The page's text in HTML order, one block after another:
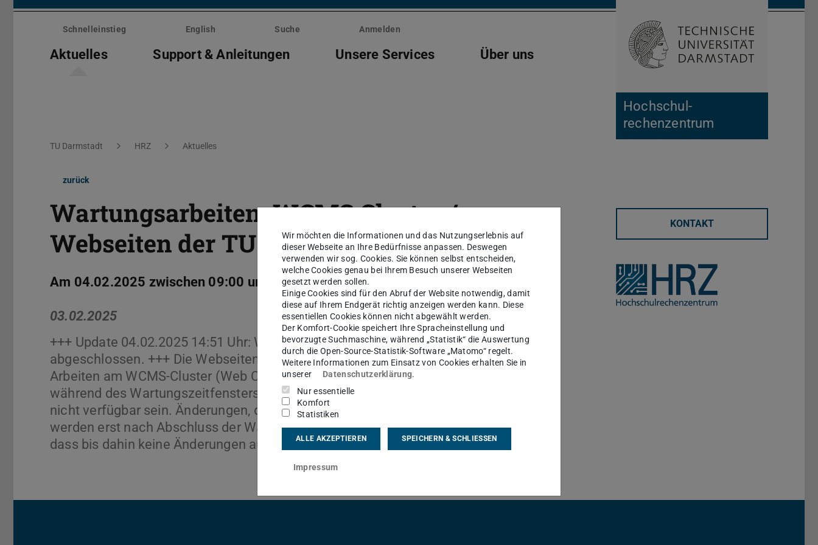
Menü
überspringen
Hochschul­
rechenzentrum
Schnelleinstieg English Suche Anmelden
Aktuelles Support & Anleitungen Unsere Services Über uns Suche öffnen
Sie befinden sich hier:
TU Darmstadt HRZ Aktuelles
zurück
Wartungsarbeiten: WCMS Cluster /
Webseiten der TU Darmstadt
Am 04.02.2025 zwischen 09:00 und 12:00 Uhr
03.02.2025
+++ Update 04.02.2025 14:51 Uhr: Wartungsarbeiten erfolgreich
abgeschlossen. +++ Die Webseiten der TU Darmstadt werden aufgrund von
Arbeiten am WCMS-Cluster (Web Content Management System Cluster)
während des Wartungszeitfensters voraussichtlich für etwa 5 bis 10 Minuten
nicht verfügbar sein. Änderungen, die im Redaktionssystem gemacht werden,
werden erst nach Abschluss der Wartungsarbeiten aktiviert. Das bedeutet,
dass bis dahin keine Änderungen auf den Webseiten sichtbar sind.
KONTAKT
Wir möchten die Informationen und das Nutzungserlebnis auf
dieser Webseite an Ihre Bedürfnisse anpassen. Deswegen
verwenden wir sog. Cookies. Sie können selbst entscheiden,
welche Cookies genau bei Ihrem Besuch unserer Webseiten
gesetzt werden sollen.
Einige Cookies sind für den Abruf der Website notwendig, damit
diese auf Ihrem Endgerät richtig anzeigen werden kann. Diese
essentiellen Cookies können nicht abgewählt werden.
Der Komfort-Cookie speichert Ihre Spracheinstellung und
bevorzugte Suchmaschine, während „Statistik“ die Auswertung
durch die Open-Source-Statistik-Software „Matomo“ regelt.
Weitere Informationen zum Einsatz von Cookies erhalten Sie in
unserer
Datenschutzerklärung.
Nur essentielle
Komfort
Statistiken
ALLE AKZEPTIEREN SPEICHERN & SCHLIESSEN
Impressum